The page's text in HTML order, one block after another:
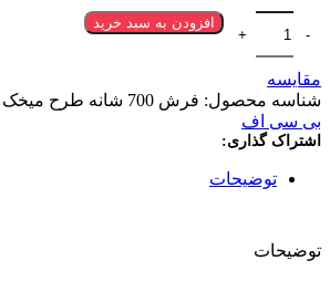
افزودن به سبد خرید
مقایسه
شناسه محصول:فرش 700 شانه طرح میخک کرم
بی سی اف
اشتراک گذاری:
توضیحات
توضیحات